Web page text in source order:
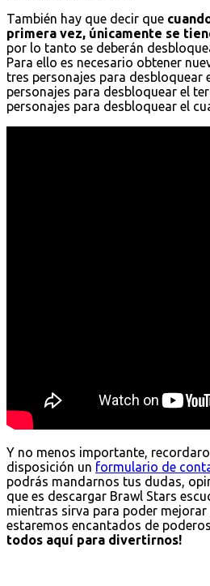
También hay que decir que
primera vez, únicamente se
por lo tanto se deberán
Para ello es necesario obtener
tres personajes para desbloquear
personajes para desbloquear el
personajes para desbloquear el
Y no menos importante,
disposición un formulario de
podrás mandarnos tus dudas,
que es descargar Brawl Stars
mientras sirva para poder mejorar
estaremos encantados de
todos aquí para divertirnos!